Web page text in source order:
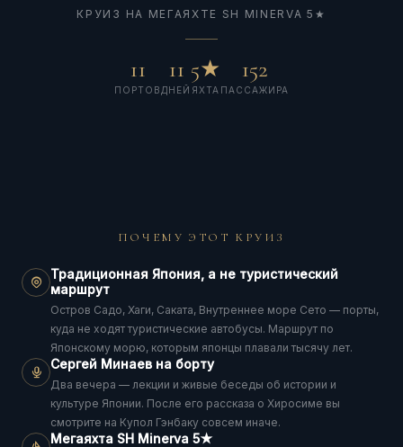
КРУИЗ НА МЕГАЯХТЕ SH MINERVA 5★
11
ПОРТОВ
11
ДНЕЙ
5★
ЯХТА
152
ПАССАЖИРА
ПОЧЕМУ ЭТОТ КРУИЗ
Традиционная Япония, а не туристический
маршрут
Остров Садо, Хаги, Саката, Внутреннее море Сето — порты,
куда не ходят туристические автобусы. Маршрут по
Японскому морю, которым японцы плавали тысячу лет.
Сергей Минаев на борту
Два вечера — лекции и живые беседы об истории и
культуре Японии. После его рассказа о Хиросиме вы
смотрите на Купол Гэнбаку совсем иначе.
Мегаяхта SH Minerva 5★